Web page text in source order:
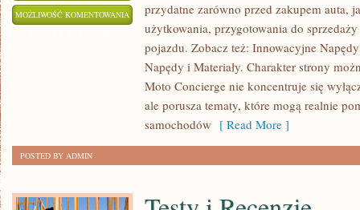
MOŻLIWOŚĆ KOMENTOWANIA INNOWACYJNE
NAPĘDY
MATERIAŁY
przydatne zarówno przed zakupem auta,
użytkowania, przygotowania do
pojazdu. Zobacz też: Innowacyjne
Napędy i Materiały. Charakter strony
Moto Concierge nie koncentruje się
ale porusza tematy, które mogą realnie
samochodów [ Read More ]
POSTED BY ADMIN